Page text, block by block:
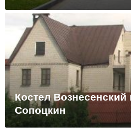
Костел Вознесенский
Сопоцкин